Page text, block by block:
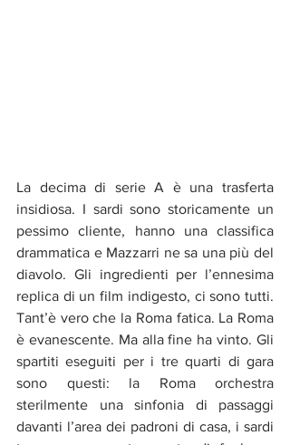
La decima di serie A è una trasferta
insidiosa. I sardi sono storicamente un
pessimo cliente, hanno una classifica
drammatica e Mazzarri ne sa una più del
diavolo. Gli ingredienti per l’ennesima
replica di un film indigesto, ci sono tutti.
Tant’è vero che la Roma fatica. La Roma
è evanescente. Ma alla fine ha vinto. Gli
spartiti eseguiti per i tre quarti di gara
sono questi: la Roma orchestra
sterilmente una sinfonia di passaggi
davanti l’area dei padroni di casa, i sardi